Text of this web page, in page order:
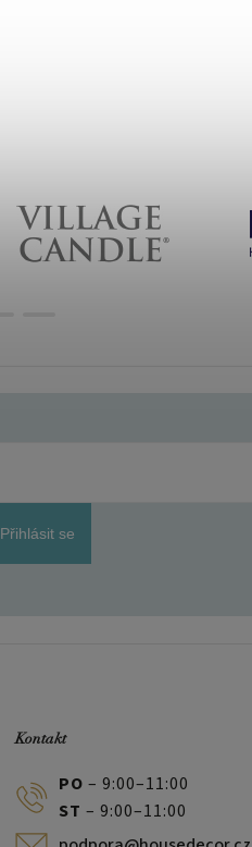
Přihlásit se
Kontakt
PO – 9:00–11:00
ST – 9:00–11:00